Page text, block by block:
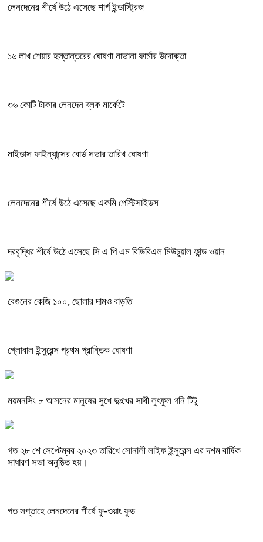
লেনদেনের শীর্ষে উঠে এসেছে শার্প ইন্ডাস্ট্রিজ
১৬ লাখ শেয়ার হস্তান্তরের ঘোষণা নাভানা ফার্মার উদোক্তা
৩৬ কোটি টাকার লেনদেন ব্লক মার্কেটে
মাইডাস ফাইন্যান্সের বোর্ড সভার তারিখ ঘোষণা
লেনদেনের শীর্ষে উঠে এসেছে একমি পেস্টিসাইডস
দরবৃদ্ধির শীর্ষে উঠে এসেছে সি এ পি এম বিডিবিএল মিউচুয়াল ফান্ড ওয়ান
বেগুনের কেজি ১০০, ছোলার দামও বাড়তি
গ্লোবাল ইন্সুরেন্স প্রথম প্রান্তিক ঘোষণা
ময়মনসিং ৮ আসনের মানুষের সুখে দুঃখের সাথী লুৎফুল গনি টিটু
গত ২৮ শে সেপ্টেম্বর ২০২৩ তারিখে সোনালী লাইফ ইন্সুরেন্স এর দশম বার্ষিক
সাধারণ সভা অনুষ্ঠিত হয়।
গত সপ্তাহে লেনদেনের শীর্ষে ফু-ওয়াং ফুড